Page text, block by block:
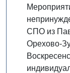
СПО из
Орехово-